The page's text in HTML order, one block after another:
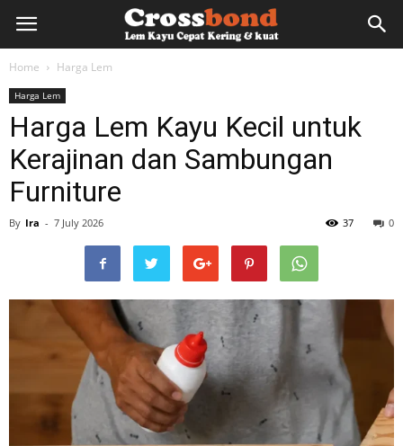
lemkayu.net
Lem
Kertas,
Home Harga Lem
Harga Lem
Harga Lem Kayu Kecil untuk
Kerajinan dan Sambungan
Furniture
By Ira - 7 July 2026 0
37